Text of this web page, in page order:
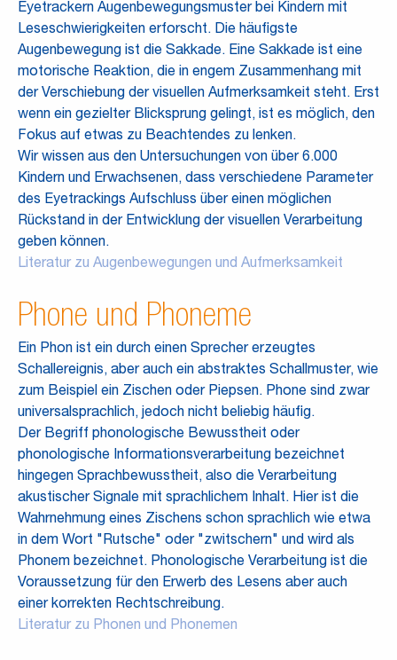
Eyetrackern Augenbewegungsmuster bei Kindern mit
Leseschwierigkeiten erforscht. Die häufigste
Augenbewegung ist die Sakkade. Eine Sakkade ist eine
motorische Reaktion, die in engem Zusammenhang mit
der Verschiebung der visuellen Aufmerksamkeit steht. Erst
wenn ein gezielter Blicksprung gelingt, ist es möglich, den
Fokus auf etwas zu Beachtendes zu lenken.
Wir wissen aus den Untersuchungen von über 6.000
Kindern und Erwachsenen, dass verschiedene Parameter
des Eyetrackings Aufschluss über einen möglichen
Rückstand in der Entwicklung der visuellen Verarbeitung
geben können.
Literatur zu Augenbewegungen und Aufmerksamkeit
Phone und Phoneme
Ein Phon ist ein durch einen Sprecher erzeugtes
Schallereignis, aber auch ein abstraktes Schallmuster, wie
zum Beispiel ein Zischen oder Piepsen. Phone sind zwar
universalsprachlich, jedoch nicht beliebig häufig.
Der Begriff phonologische Bewusstheit oder
phonologische Informationsverarbeitung bezeichnet
hingegen Sprachbewusstheit, also die Verarbeitung
akustischer Signale mit sprachlichem Inhalt. Hier ist die
Wahrnehmung eines Zischens schon sprachlich wie etwa
in dem Wort "Rutsche" oder "zwitschern" und wird als
Phonem bezeichnet. Phonologische Verarbeitung ist die
Voraussetzung für den Erwerb des Lesens aber auch
einer korrekten Rechtschreibung.
Literatur zu Phonen und Phonemen